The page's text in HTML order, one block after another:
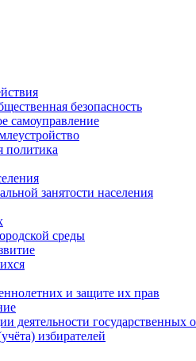
безопасность
самоуправление
политика
занятости населения
среды
и защите их прав
деятельности
избирателей